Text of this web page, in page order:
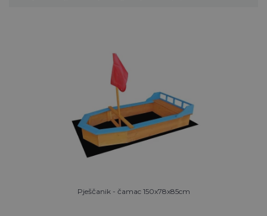
Pješčanik - čamac 150x78x85cm